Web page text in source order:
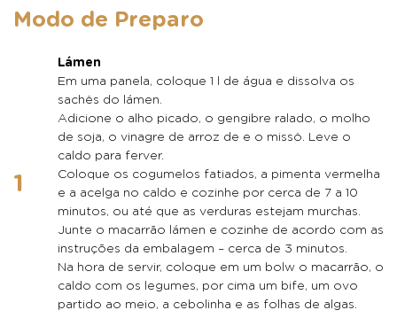
Modo de Preparo
Lámen
Em uma panela, coloque 1 l de água e dissolva os
sachês do lámen.
Adicione o alho picado, o gengibre ralado, o molho
de soja, o vinagre de arroz de e o missô. Leve o
caldo para ferver.
Coloque os cogumelos fatiados, a pimenta vermelha
e a acelga no caldo e cozinhe por cerca de 7 a 10
minutos, ou até que as verduras estejam murchas.
Junte o macarrão lámen e cozinhe de acordo com as
instruções da embalagem – cerca de 3 minutos.
Na hora de servir, coloque em um bolw o macarrão, o
caldo com os legumes, por cima um bife, um ovo
partido ao meio, a cebolinha e as folhas de algas.